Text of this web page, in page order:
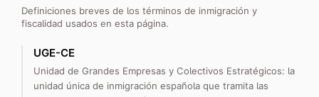
Definiciones breves de los términos de inmigración y
fiscalidad usados en esta página.
UGE-CE
Unidad de Grandes Empresas y Colectivos Estratégicos: la
unidad única de inmigración española que tramita las